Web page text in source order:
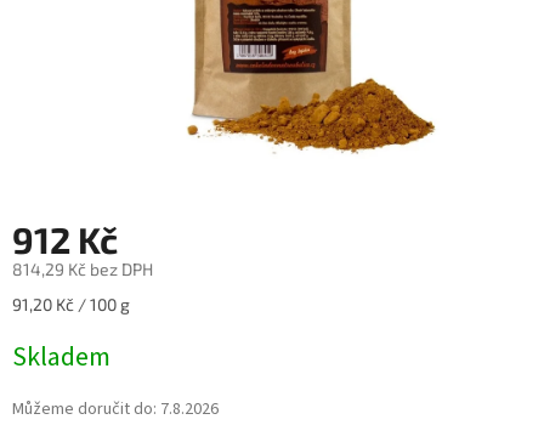
912 Kč
814,29 Kč bez DPH
Měrná
91,20 Kč / 100 g
Skladem
Můžeme doručit do: 7.8.2026